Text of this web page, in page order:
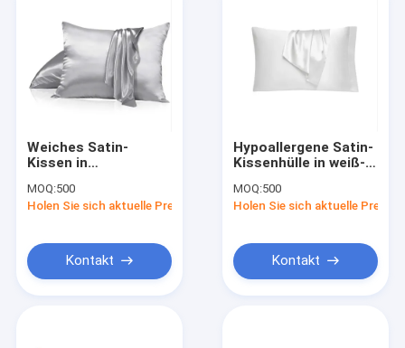
Weiches Satin-
Kissen in
MOQ:500
Holen Sie sich aktuelle Preis
Kontakt
Hypoallergene Satin-
Kissenhülle in weiß-
festen Muster
MOQ:500
Holen Sie sich aktuelle Preis
Kontakt